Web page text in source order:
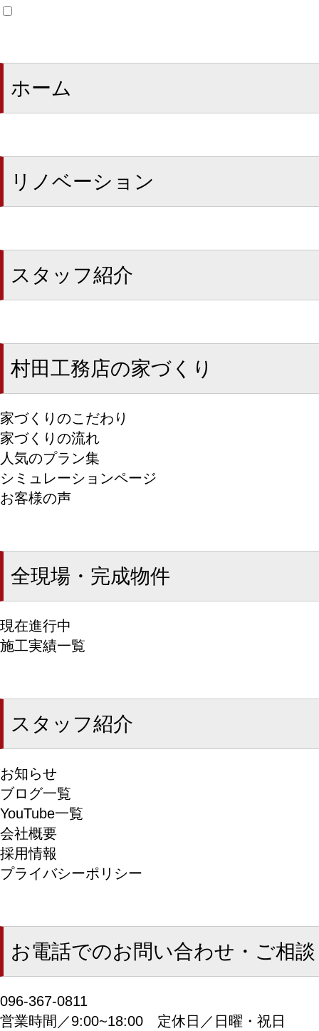
ホーム
リノベーション
スタッフ紹介
村田工務店の家づくり
家づくりのこだわり
家づくりの流れ
人気のプラン集
シミュレーションページ
お客様の声
全現場・完成物件
現在進行中
施工実績一覧
スタッフ紹介
お知らせ
ブログ一覧
YouTube一覧
会社概要
採用情報
プライバシーポリシー
お電話でのお問い合わせ・ご相談
096-367-0811
営業時間／9:00~18:00 定休日／日曜・祝日